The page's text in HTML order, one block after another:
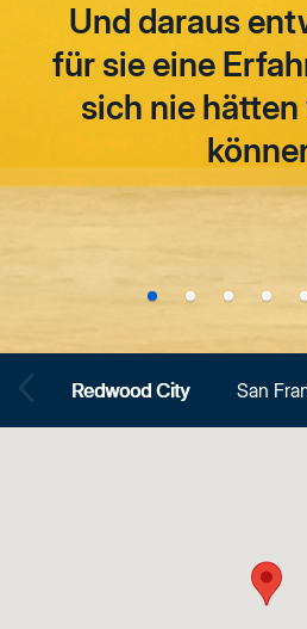
Und daraus
für sie eine
sich nie
Redwood City San